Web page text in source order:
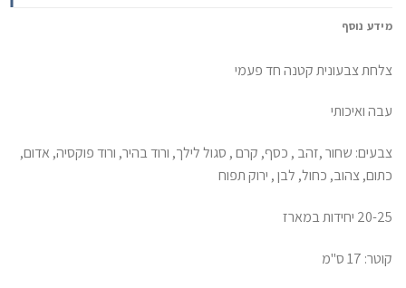
מידע נוסף
צלחת צבעונית קטנה חד פעמי
עבה ואיכותי
צבעים: שחור ,זהב , כסף, קרם , סגול לילך, ורוד בהיר, ורוד פוקסיה, אדום,
כתום, צהוב, כחול, לבן , ירוק תפוח
20-25 יחידות במארז
קוטר: 17 ס"מ